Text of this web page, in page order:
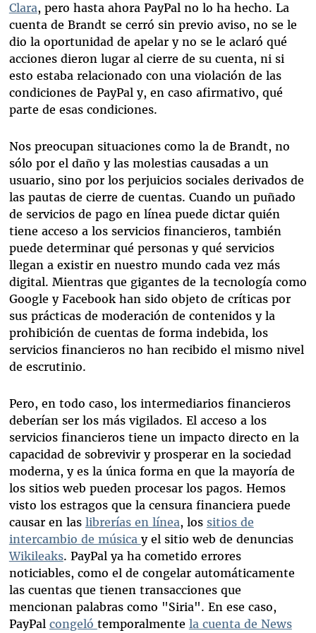
Clara, pero hasta ahora PayPal no lo ha hecho. La
cuenta de Brandt se cerró sin previo aviso, no se le
dio la oportunidad de apelar y no se le aclaró qué
acciones dieron lugar al cierre de su cuenta, ni si
esto estaba relacionado con una violación de las
condiciones de PayPal y, en caso afirmativo, qué
parte de esas condiciones.
Nos preocupan situaciones como la de Brandt, no
sólo por el daño y las molestias causadas a un
usuario, sino por los perjuicios sociales derivados de
las pautas de cierre de cuentas. Cuando un puñado
de servicios de pago en línea puede dictar quién
tiene acceso a los servicios financieros, también
puede determinar qué personas y qué servicios
llegan a existir en nuestro mundo cada vez más
digital. Mientras que gigantes de la tecnología como
Google y Facebook han sido objeto de críticas por
sus prácticas de moderación de contenidos y la
prohibición de cuentas de forma indebida, los
servicios financieros no han recibido el mismo nivel
de escrutinio.
Pero, en todo caso, los intermediarios financieros
deberían ser los más vigilados. El acceso a los
servicios financieros tiene un impacto directo en la
capacidad de sobrevivir y prosperar en la sociedad
moderna, y es la única forma en que la mayoría de
los sitios web pueden procesar los pagos. Hemos
visto los estragos que la censura financiera puede
causar en las librerías en línea, los sitios de
intercambio de música y el sitio web de denuncias
Wikileaks. PayPal ya ha cometido errores
noticiables, como el de congelar automáticamente
las cuentas que tienen transacciones que
mencionan palabras como "Siria". En ese caso,
PayPal congeló temporalmente la cuenta de News